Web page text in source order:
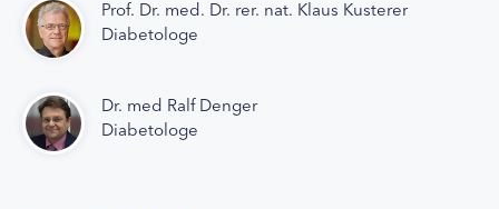
Prof. Dr. med. Dr. rer. nat. Klaus Kusterer
Diabetologe
Dr. med Ralf Denger
Diabetologe